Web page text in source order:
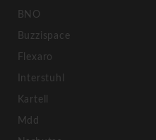
BNO
Buzzispace
Flexaro
Interstuhl
Kartell
Mdd